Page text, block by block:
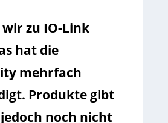
zu IO-Link
hat die
mehrfach
Produkte gibt
noch nicht